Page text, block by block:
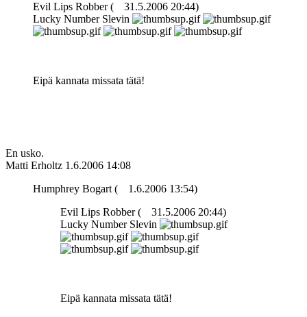
Evil Lips Robber (
31.5.2006 20:44)
Lucky Number Slevin
Eipä kannata missata tätä!
En usko.
Matti Erholtz 1.6.2006 14:08
Humphrey Bogart (
1.6.2006 13:54)
Evil Lips Robber (
31.5.2006 20:44)
Lucky Number Slevin
Eipä kannata missata tätä!